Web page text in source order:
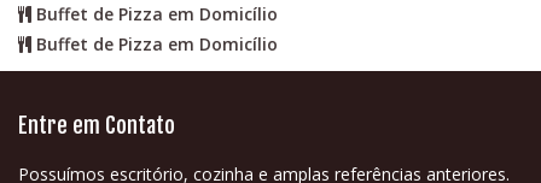
Buffet de Pizza em Domicílio
Buffet de Pizza em Domicílio
Entre em Contato
Possuímos escritório, cozinha e amplas referências anteriores.